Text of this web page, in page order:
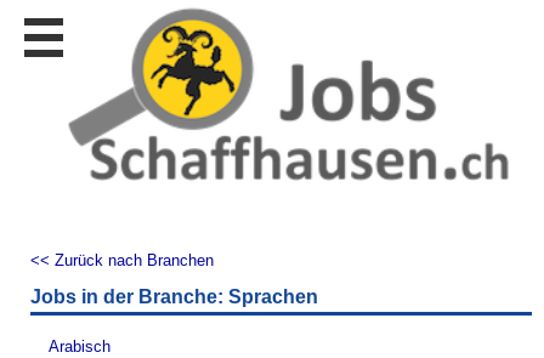
Stellen
Stellen
inserieren
Personalberatungen
WERBUNG
publizieren
JOB-
<< Zurück nach Branchen
Jobs in der Branche: Sprachen
Arabisch